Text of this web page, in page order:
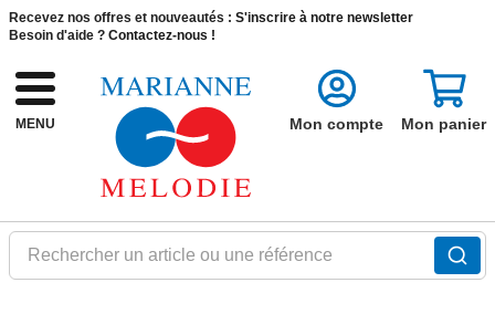
Recevez nos offres et nouveautés : S'inscrire à notre newsletter
Besoin d'aide ? Contactez-nous !
MENU
Rechercher un article ou une référence
Mon compte Mon panier